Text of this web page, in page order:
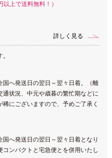
以上で送料無料！）
詳しく見る
へ発送日の翌日～翌々日着。（離
状況、中元や歳暮の繁忙期などに
にございますので、予めご了承く
へ発送日の翌日～翌々日着となり
ンパクトと宅急便とを併用いたし